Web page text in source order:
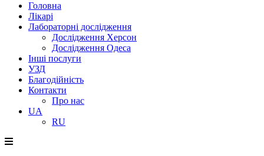
Головна
Лікарі
Лабораторні дослідження
Дослідження Херсон
Дослідження Одеса
Інші послуги
УЗД
Благодійність
Контакти
Про нас
UA
RU